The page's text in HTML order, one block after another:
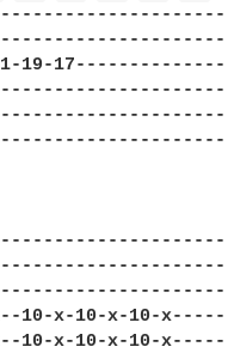
|
|
19-17--------------|
|
|
|
|
|
|
10-x-10-x-10-x-----|
10-x-10-x-10-x-----|